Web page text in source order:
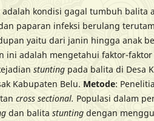
adalah kondisi gagal tumbuh balita
paparan infeksi berulang
yaitu dari janin hingga anak
ini adalah mengetahui faktor-faktor
stunting pada balita di Desa
Kabupaten Belu. Metode:
cross sectional. Populasi dalam
dan balita stunting dengan